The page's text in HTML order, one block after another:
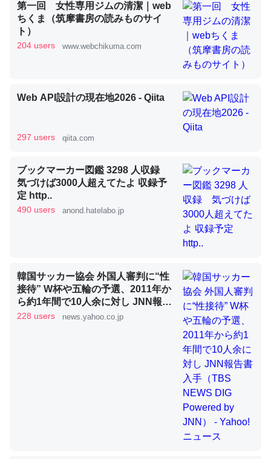
昆虫ってカルシウム少ないのか。知らんかった。調べたら
コオロギのカルシウム分はエビの600分の1程度。
─ニュース :: 【研究発表】昆虫学の大問題＝「昆虫はなぜ海にいな
論文では「淡水はカルシウムも酸素も不足してて両方に不
いる鋏角類（カブトガニ・ウミグモ）はカルシウムを使わ
ずキチンを強化してる筈だが、酵素が違うのか？
─ニュース :: 【研究発表】昆虫学の大問題＝「昆虫はなぜ海にいな
これを元に考えるとカルシウムを大量に使う脊椎動物と貝
類は苦労してるんだな…。腹足類だと殻を無くしてナメク
ジになったり努力してるし。
ウチもEchoを実家に置いて４年。でたまに覗いてる。ぼ
ちぼちRingも置こうかと画策中。あと、Googleマップで
第一回 女性専用ジムの清潔｜web
ちくま（筑摩書房の読みものサイ
ト）
204 users www.webchikuma.com
Web API設計の現在地2026 - Qiita
297 users qiita.com
ブックマーカー図鑑 3298 人収録
気づけば3000人超えてたよ 収録予
定 http..
490 users anond.hatelabo.jp
韓国サッカー協会 外国人審判に“性
接待” W杯や五輪の予選、2011年か
ら約1年間で10人余に対し JNN報告
書入手（TBS NEWS DIG Powered
228 users news.yahoo.co.jp